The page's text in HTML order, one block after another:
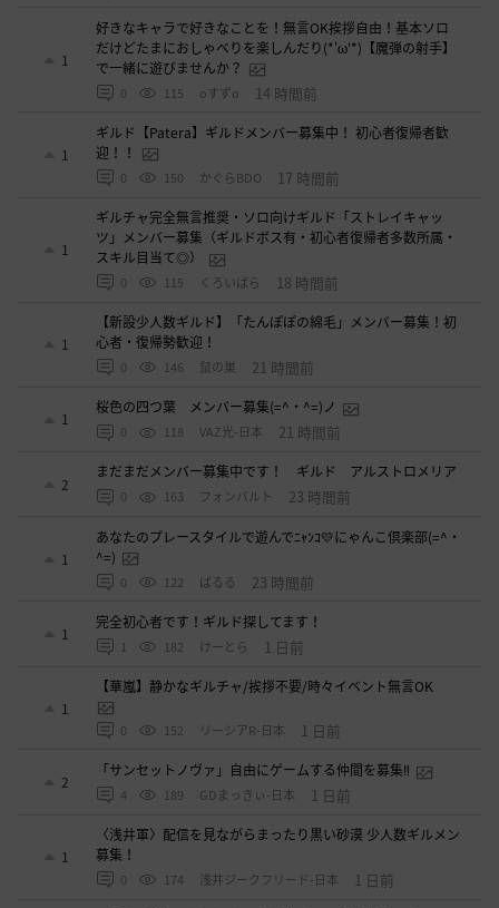
1
好きなキャラで好きなことを！無言OK挨拶自由！基本ソロ
だけどたまにおしゃべりを楽しんだり(*'ω'*)【魔弾の射手】
で一緒に遊びませんか？
0 115 oすずo 14 時間前
1
ギルド【Patera】ギルドメンバー募集中！ 初心者復帰者歓
迎！！
0 150 かぐらBDO 17 時間前
1
ギルチャ完全無言推奨・ソロ向けギルド「ストレイキャッ
ツ」メンバー募集（ギルドボス有・初心者復帰者多数所属・
スキル目当て◎）
0 115 くろいばら 18 時間前
1
【新設少人数ギルド】「たんぽぽの綿毛」メンバー募集！初
心者・復帰勢歓迎！
0 146 鼠の巣 21 時間前
1
桜色の四つ葉 メンバー募集(=^・^=)ノ
0 118 VAZ光-日本 21 時間前
2
まだまだメンバー募集中です！ ギルド アルストロメリア
0 163 フォンバルト 23 時間前
1
あなたのプレースタイルで遊んでﾆｬﾝｺ💛にゃんこ倶楽部(=^・
^=)
0 122 ぱるる 23 時間前
1
完全初心者です！ギルド探してます！
1 182 けーとら 1 日前
1
【華嵐】静かなギルチャ/挨拶不要/時々イベント無言OK
0 152 リーシアR-日本 1 日前
2
「サンセットノヴァ」自由にゲームする仲間を募集‼️
4 189 GDまっきぃ-日本 1 日前
1
〈浅井軍〉配信を見ながらまったり黒い砂漠 少人数ギルメン
募集！
0 174 浅井ジークフリード-日本 1 日前